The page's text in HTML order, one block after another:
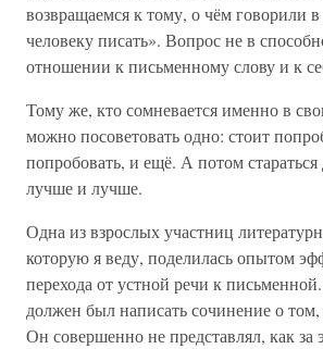
возвращаемся к тому, о чём говорили в
человеку писать». Вопрос не в
отношении к письменному слову и к
Тому же, кто сомневается именно в
можно посоветовать одно: стоит
попробовать, и ещё. А потом стараться
лучше и лучше.
Одна из взрослых участниц
которую я веду, поделилась опытом
перехода от устной речи к
должен был написать сочинение о том,
Он совершенно не представлял, как за